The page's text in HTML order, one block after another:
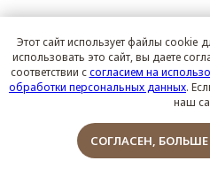
Этот сайт использует файлы
использовать это сайт, вы даете
соответствии ссогласием на
обработки персональных данных.
наш
СОГЛАСЕН,